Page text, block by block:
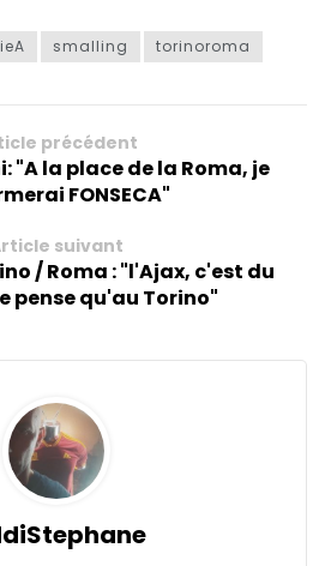
smalling torinoroma
précédent
"A la place de la Roma, je
FONSECA"
suivant
/ Roma : "l'Ajax, c'est du
pense qu'au Torino"